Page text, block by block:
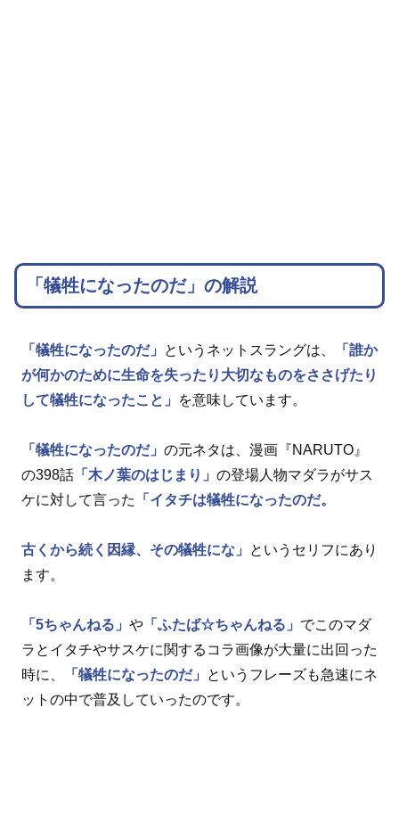
「犠牲になったのだ」の解説
「犠牲になったのだ」 というネットスラングは、
「誰か
が何かのために生命を失ったり大切なものをささげたり
して犠牲になったこと」
を意味しています。
「犠牲になったのだ」 の元ネタは、漫画『NARUTO』
の398話 「木ノ葉のはじまり」 の登場人物マダラがサス
ケに対して言った
「イタチは犠牲になったのだ。
古くから続く因縁、その犠牲にな」
というセリフにあり
ます。
「5ちゃんねる」 や 「ふたば☆ちゃんねる」 でこのマダ
ラとイタチやサスケに関するコラ画像が大量に出回った
時に、
「犠牲になったのだ」
というフレーズも急速にネ
ットの中で普及していったのです。